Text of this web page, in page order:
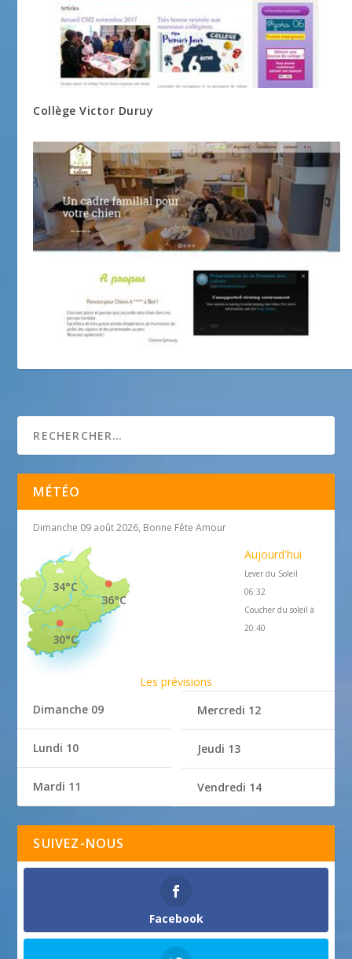
Collège Victor Duruy
MÉTÉO
Dimanche 09 août 2026, Bonne Fête Amour
36°C
34°C
30°C
Aujourd'hui
Lever du Soleil
06:32
Coucher du soleil à
20:40
Les prévisions
Dimanche 09
Lundi 10
Mardi 11
Mercredi 12
Jeudi 13
Vendredi 14
SUIVEZ-NOUS
Facebook